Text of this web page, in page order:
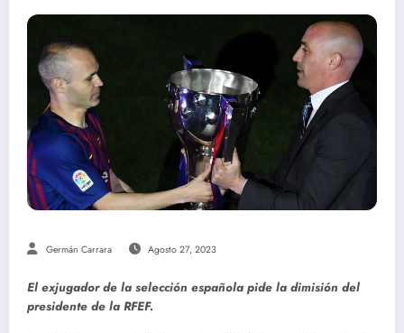
Germán Carrara Agosto 27, 2023
El exjugador de la selección española pide la dimisión del
presidente de la RFEF.